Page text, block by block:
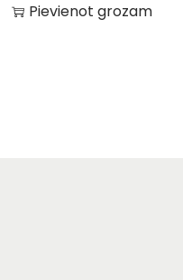
Pievienot grozam